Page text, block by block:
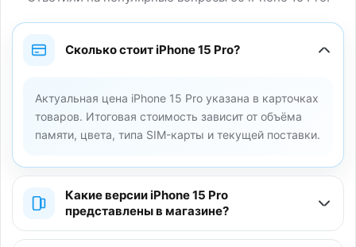
Сколько стоит iPhone 15 Pro?
Актуальная цена iPhone 15 Pro указана в карточках
товаров. Итоговая стоимость зависит от объёма
памяти, цвета, типа SIM-карты и текущей поставки.
Какие версии iPhone 15 Pro
представлены в магазине?